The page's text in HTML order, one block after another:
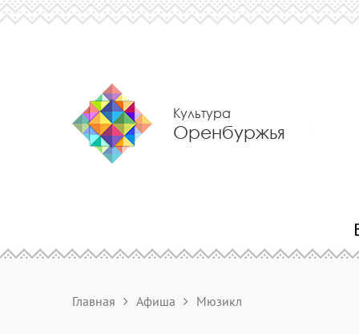
Культура
Оренбуржья
Главная Афиша Мюзикл